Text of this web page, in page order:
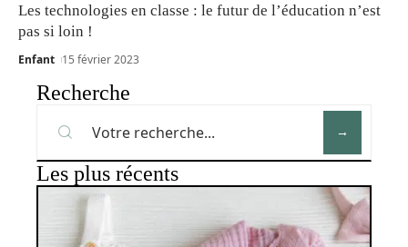
Les technologies en classe : le futur de l’éducation n’est
pas si loin !
Enfant 15 février 2023
Recherche
Les plus récents